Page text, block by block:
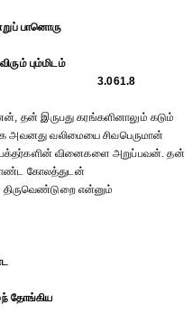
பானொரு
பும்மிடம்
3.061.8
தன் இருபது கரங்களினாலும் கடும்
அவனது வலிமையை சிவபெருமான்
வினைகளை அறுப்பவன். தன்
கோலத்துடன்
திருவெண்டுறை என்னும்
தோங்கிய